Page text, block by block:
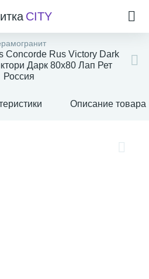
CITY
Concorde Rus Victory Dark
Дарк 80x80 Лап Рет
Россия
Описание товара